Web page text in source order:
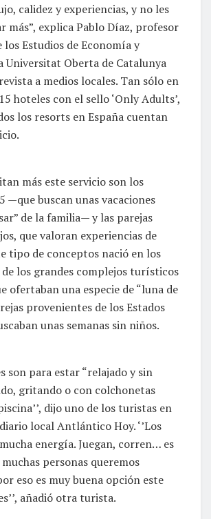
calidez y experiencias, y no les
más”, explica Pablo Díaz, profesor
los Estudios de Economía y
Universitat Oberta de Catalunya
a medios locales. Tan sólo en
hoteles con el sello ‘Only Adults’,
los resorts en España cuentan
más este servicio son los
—que buscan unas vacaciones
de la familia— y las parejas
que valoran experiencias de
tipo de conceptos nació en los
de los grandes complejos turísticos
ofertaban una especie de “luna de
provenientes de los Estados
unas semanas sin niños.
son para estar “relajado y sin
gritando o con colchonetas
dijo uno de los turistas en
local Antlántico Hoy. ‘’Los
energía. Juegan, corren… es
personas queremos
eso es muy buena opción este
añadió otra turista.